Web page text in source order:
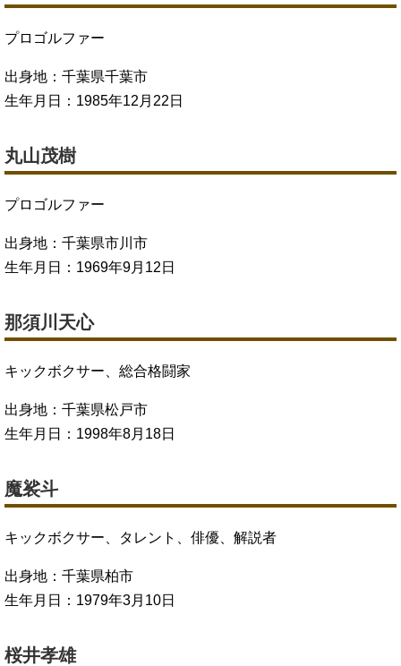
プロゴルファー
出身地：千葉県千葉市
生年月日：1985年12月22日
丸山茂樹
プロゴルファー
出身地：千葉県市川市
生年月日：1969年9月12日
那須川天心
キックボクサー、総合格闘家
出身地：千葉県松戸市
生年月日：1998年8月18日
魔裟斗
キックボクサー、タレント、俳優、解説者
出身地：千葉県柏市
生年月日：1979年3月10日
桜井孝雄